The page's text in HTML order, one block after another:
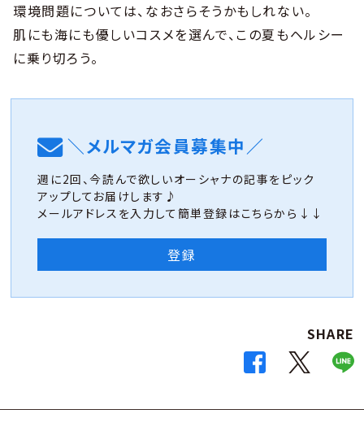
環境問題については、なおさらそうかもしれない。
肌にも海にも優しいコスメを選んで、この夏もヘルシー
に乗り切ろう。
＼メルマガ会員募集中／
週に2回、今読んで欲しいオーシャナの記事をピック
アップしてお届けします♪
メールアドレスを入力して簡単登録はこちらから↓↓
登録
SHARE